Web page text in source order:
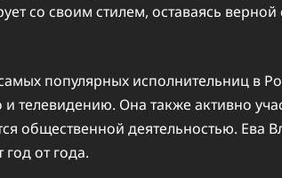
со своим стилем, оставаясь
популярных исполнительниц в
телевидению. Она также активно
общественной деятельностью. Ева
от года.